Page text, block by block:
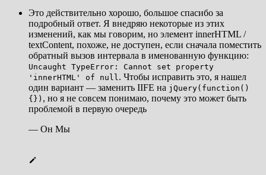
Это действительно хорошо, большое спасибо за
подробный ответ. Я внедряю некоторые из этих
изменений, как мы говорим, но элемент innerHTML /
textContent, похоже, не доступен, если сначала поместить
обратный вызов интервала в именованную функцию:
Uncaught TypeError: Cannot set property
'innerHTML' of null . Чтобы исправить это, я нашел
один вариант — заменить IIFE на jQuery(function()
{}) , но я не совсем понимаю, почему это может быть
проблемой в первую очередь
— Он Мы